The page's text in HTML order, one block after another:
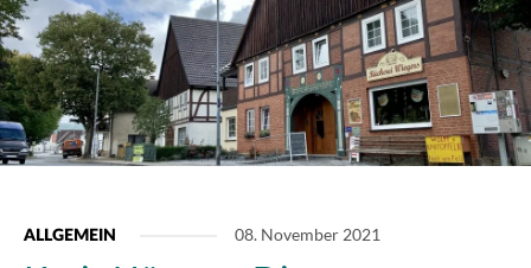
ALLGEMEIN 08. November 2021